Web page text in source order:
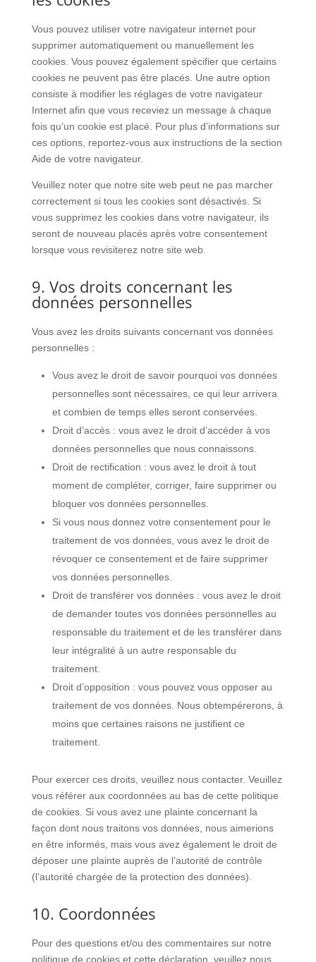
Vous pouvez utiliser votre navigateur internet pour
supprimer automatiquement ou manuellement les
cookies. Vous pouvez également spécifier que certains
cookies ne peuvent pas être placés. Une autre option
consiste à modifier les réglages de votre navigateur
Internet afin que vous receviez un message à chaque
fois qu’un cookie est placé. Pour plus d’informations sur
ces options, reportez-vous aux instructions de la section
Aide de votre navigateur.
Veuillez noter que notre site web peut ne pas marcher
correctement si tous les cookies sont désactivés. Si
vous supprimez les cookies dans votre navigateur, ils
seront de nouveau placés après votre consentement
lorsque vous revisiterez notre site web.
9. Vos droits concernant les
données personnelles
Vous avez les droits suivants concernant vos données
personnelles :
Vous avez le droit de savoir pourquoi vos données
personnelles sont nécessaires, ce qui leur arrivera
et combien de temps elles seront conservées.
Droit d’accès : vous avez le droit d’accéder à vos
données personnelles que nous connaissons.
Droit de rectification : vous avez le droit à tout
moment de compléter, corriger, faire supprimer ou
bloquer vos données personnelles.
Si vous nous donnez votre consentement pour le
traitement de vos données, vous avez le droit de
révoquer ce consentement et de faire supprimer
vos données personnelles.
Droit de transférer vos données : vous avez le droit
de demander toutes vos données personnelles au
responsable du traitement et de les transférer dans
leur intégralité à un autre responsable du
traitement.
Droit d’opposition : vous pouvez vous opposer au
traitement de vos données. Nous obtempérerons, à
moins que certaines raisons ne justifient ce
traitement.
Pour exercer ces droits, veuillez nous contacter. Veuillez
vous référer aux coordonnées au bas de cette politique
de cookies. Si vous avez une plainte concernant la
façon dont nous traitons vos données, nous aimerions
en être informés, mais vous avez également le droit de
déposer une plainte auprès de l’autorité de contrôle
(l’autorité chargée de la protection des données).
10. Coordonnées
Pour des questions et/ou des commentaires sur notre
politique de cookies et cette déclaration, veuillez nous